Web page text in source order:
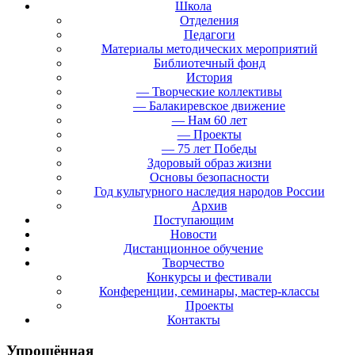
Школа
Отделения
Педагоги
Материалы методических мероприятий
Библиотечный фонд
История
— Творческие коллективы
— Балакиревское движение
— Нам 60 лет
— Проекты
— 75 лет Победы
Здоровый образ жизни
Основы безопасности
Год культурного наследия народов России
Архив
Поступающим
Новости
Дистанционное обучение
Творчество
Конкурсы и фестивали
Конференции, семинары, мастер-классы
Проекты
Контакты
Упрощённая